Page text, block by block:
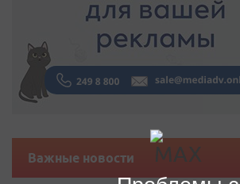
Важные новости